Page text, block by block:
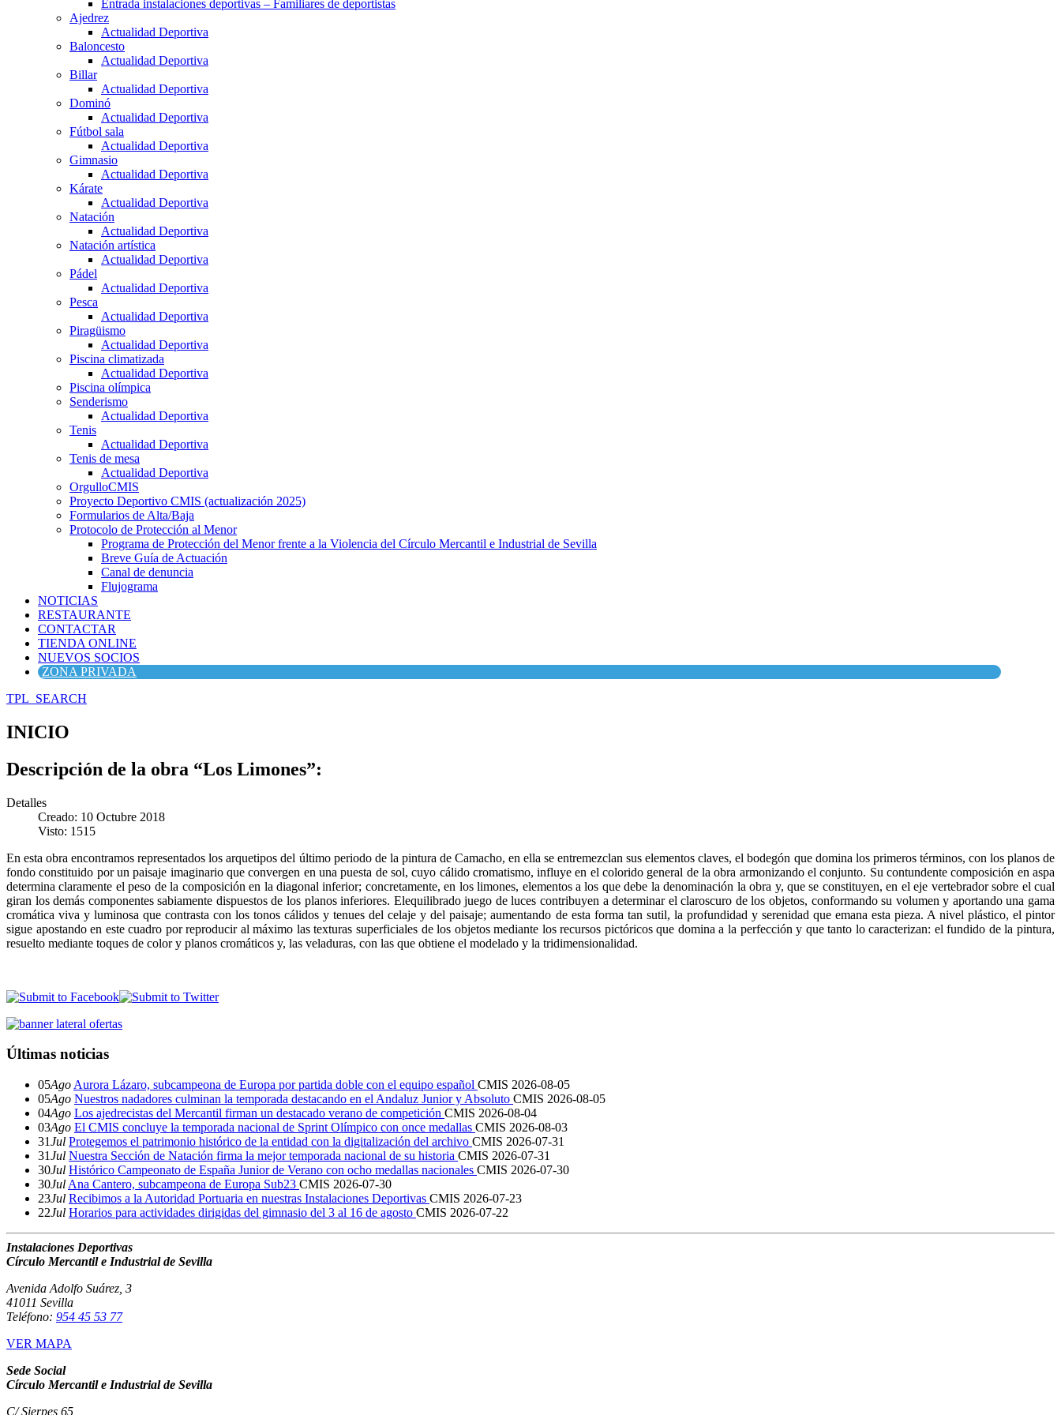
Entrada instalaciones deportivas – Familiares de deportistas
Ajedrez
Actualidad Deportiva
Baloncesto
Actualidad Deportiva
Billar
Actualidad Deportiva
Dominó
Actualidad Deportiva
Fútbol sala
Actualidad Deportiva
Gimnasio
Actualidad Deportiva
Kárate
Actualidad Deportiva
Natación
Actualidad Deportiva
Natación artística
Actualidad Deportiva
Pádel
Actualidad Deportiva
Pesca
Actualidad Deportiva
Piragüismo
Actualidad Deportiva
Piscina climatizada
Actualidad Deportiva
Piscina olímpica
Senderismo
Actualidad Deportiva
Tenis
Actualidad Deportiva
Tenis de mesa
Actualidad Deportiva
OrgulloCMIS
Proyecto Deportivo CMIS (actualización 2025)
Formularios de Alta/Baja
Protocolo de Protección al Menor
Programa de Protección del Menor frente a la Violencia del Círculo Mercantil e Industrial de Sevilla
Breve Guía de Actuación
Canal de denuncia
Flujograma
NOTICIAS
RESTAURANTE
CONTACTAR
TIENDA ONLINE
NUEVOS SOCIOS
ZONA PRIVADA
TPL_SEARCH
INICIO
Descripción de la obra “Los Limones”:
Detalles
Creado: 10 Octubre 2018
Visto: 1515
En esta obra encontramos representados los arquetipos del último periodo de la pintura de Camacho, en ella se entremezclan sus elementos claves, el bodegón que domina los primeros términos, con los planos de
fondo constituido por un paisaje imaginario que convergen en una puesta de sol, cuyo cálido cromatismo, influye en el colorido general de la obra armonizando el conjunto. Su contundente composición en aspa
determina claramente el peso de la composición en la diagonal inferior; concretamente, en los limones, elementos a los que debe la denominación la obra y, que se constituyen, en el eje vertebrador sobre el cual
giran los demás componentes sabiamente dispuestos de los planos inferiores. Elequilibrado juego de luces contribuyen a determinar el claroscuro de los objetos, conformando su volumen y aportando una gama
cromática viva y luminosa que contrasta con los tonos cálidos y tenues del celaje y del paisaje; aumentando de esta forma tan sutil, la profundidad y serenidad que emana esta pieza. A nivel plástico, el pintor
sigue apostando en este cuadro por reproducir al máximo las texturas superficiales de los objetos mediante los recursos pictóricos que domina a la perfección y que tanto lo caracterizan: el fundido de la pintura,
resuelto mediante toques de color y planos cromáticos y, las veladuras, con las que obtiene el modelado y la tridimensionalidad.
Últimas noticias
05Ago Aurora Lázaro, subcampeona de Europa por partida doble con el equipo español CMIS 2026-08-05
05Ago Nuestros nadadores culminan la temporada destacando en el Andaluz Junior y Absoluto CMIS 2026-08-05
04Ago Los ajedrecistas del Mercantil firman un destacado verano de competición CMIS 2026-08-04
03Ago El CMIS concluye la temporada nacional de Sprint Olímpico con once medallas CMIS 2026-08-03
31Jul Protegemos el patrimonio histórico de la entidad con la digitalización del archivo CMIS 2026-07-31
31Jul Nuestra Sección de Natación firma la mejor temporada nacional de su historia CMIS 2026-07-31
30Jul Histórico Campeonato de España Junior de Verano con ocho medallas nacionales CMIS 2026-07-30
30Jul Ana Cantero, subcampeona de Europa Sub23 CMIS 2026-07-30
23Jul Recibimos a la Autoridad Portuaria en nuestras Instalaciones Deportivas CMIS 2026-07-23
22Jul Horarios para actividades dirigidas del gimnasio del 3 al 16 de agosto CMIS 2026-07-22
Instalaciones Deportivas
Círculo Mercantil e Industrial de Sevilla
Avenida Adolfo Suárez, 3
41011 Sevilla
Teléfono: 954 45 53 77
VER MAPA
Sede Social
Círculo Mercantil e Industrial de Sevilla
C/ Sierpes 65